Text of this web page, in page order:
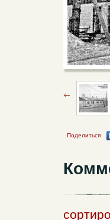
Поделиться